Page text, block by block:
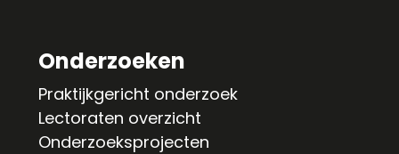
Onderzoeken
Praktijkgericht onderzoek
Lectoraten overzicht
Onderzoeksprojecten